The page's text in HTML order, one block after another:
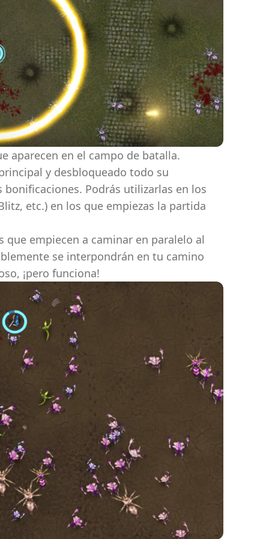
aparecen en el campo de batalla.
y desbloqueado todo su
Podrás utilizarlas en los
etc.) en los que empiezas la partida
empiecen a caminar en paralelo al
se interpondrán en tu camino
¡pero funciona!